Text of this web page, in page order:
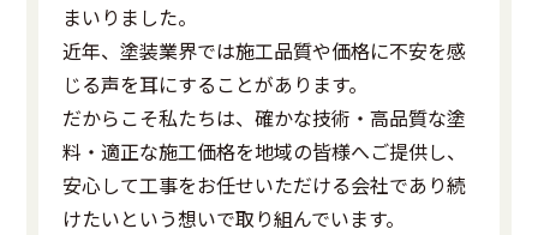
まいりました。
近年、塗装業界では施工品質や価格に不安を感
じる声を耳にすることがあります。
だからこそ私たちは、確かな技術・高品質な塗
料・適正な施工価格を地域の皆様へご提供し、
安心して工事をお任せいただける会社であり続
けたいという想いで取り組んでいます。